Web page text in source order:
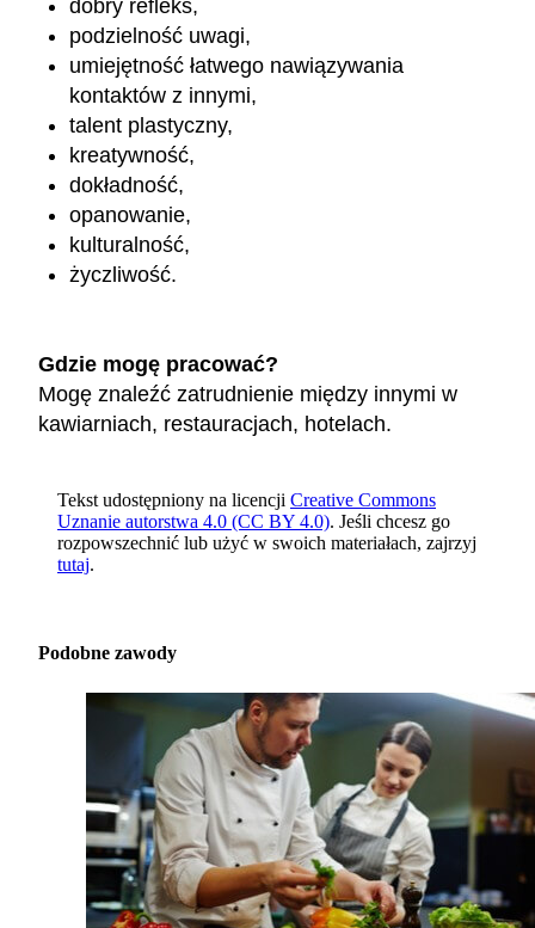
dobry refleks,
podzielność uwagi,
umiejętność łatwego nawiązywania
kontaktów z innymi,
talent plastyczny,
kreatywność,
dokładność,
opanowanie,
kulturalność,
życzliwość.
Gdzie mogę pracować?
Mogę znaleźć zatrudnienie między innymi w
kawiarniach, restauracjach, hotelach.
Tekst udostępniony na licencji Creative Commons
Uznanie autorstwa 4.0 (CC BY 4.0). Jeśli chcesz go
rozpowszechnić lub użyć w swoich materiałach, zajrzyj
tutaj.
Podobne zawody